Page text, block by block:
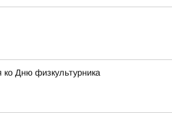
Дню физкультурника